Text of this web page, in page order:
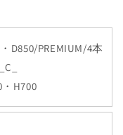
D850/PREMIUM/4本
H700